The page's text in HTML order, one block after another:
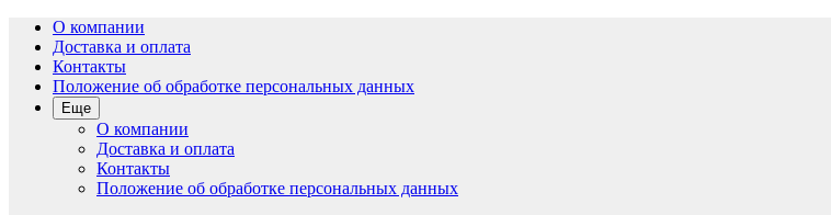
О компании
Доставка и оплата
Контакты
Положение об обработке персональных данных
Еще
О компании
Доставка и оплата
Контакты
Положение об обработке персональных данных